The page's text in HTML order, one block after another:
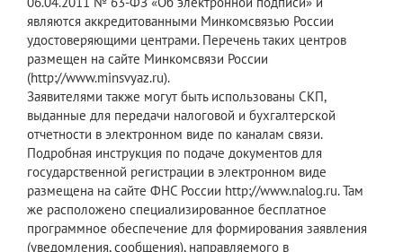
являются аккредитованными Минкомсвязью России
удостоверяющими центрами. Перечень таких центров
размещен на сайте Минкомсвязи России
(http://www.minsvyaz.ru).
Заявителями также могут быть использованы СКП,
выданные для передачи налоговой и бухгалтерской
отчетности в электронном виде по каналам связи.
Подробная инструкция по подаче документов для
государственной регистрации в электронном виде
размещена на сайте ФНС России http://www.nalog.ru. Там
же расположено специализированное бесплатное
программное обеспечение для формирования заявления
(уведомления, сообщения), направляемого в